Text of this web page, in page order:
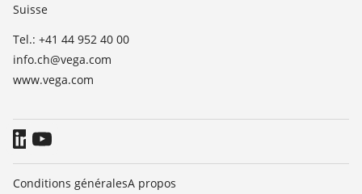
Blog
Suisse
Tel.: +41 44 952 40 00
info.ch@vega.com
www.vega.com
Conditions généralesA propos